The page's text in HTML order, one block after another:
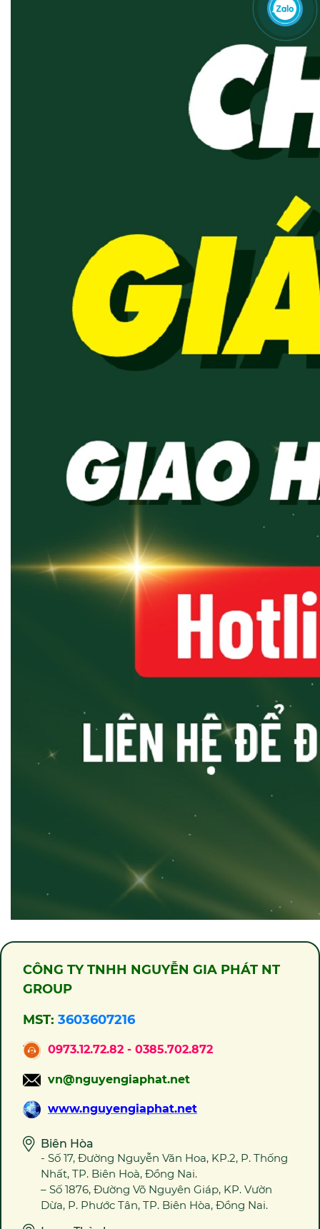
CÔNG TY TNHH NGUYỄN GIA PHÁT NT
GROUP
MST: 3603607216
0973.12.72.82 - 0385.702.872
vn@nguyengiaphat.net
www.nguyengiaphat.net
Biên Hòa
- Số 17, Đường Nguyễn Văn Hoa, KP.2, P. Thống
Nhất, TP. Biên Hoà, Đồng Nai.
– Số 1876, Đường Võ Nguyên Giáp, KP. Vườn
Dừa, P. Phước Tân, TP. Biên Hòa, Đồng Nai.